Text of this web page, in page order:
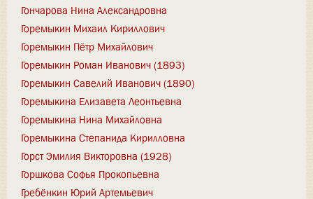
Гончарова Нина Александровна
Горемыкин Михаил Кириллович
Горемыкин Пётр Михайлович
Горемыкин Роман Иванович (1893)
Горемыкин Савелий Иванович (1890)
Горемыкина Елизавета Леонтьевна
Горемыкина Нина Михайловна
Горемыкина Степанида Кирилловна
Горст Эмилия Викторовна (1928)
Горшкова Софья Прокопьевна
Гребёнкин Юрий Артемьевич